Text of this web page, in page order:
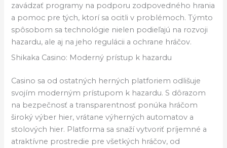
zavádzať programy na podporu zodpovedného hrania
a pomoc pre tých, ktorí sa ocitli v problémoch. Týmto
spôsobom sa technológie nielen podieľajú na rozvoji
hazardu, ale aj na jeho regulácii a ochrane hráčov.
Shikaka Casino: Moderný prístup k hazardu
Casino sa od ostatných herných platforiem odlišuje
svojím moderným prístupom k hazardu. S dôrazom
na bezpečnosť a transparentnosť ponúka hráčom
široký výber hier, vrátane výherných automatov a
stolových hier. Platforma sa snaží vytvoriť príjemné a
atraktívne prostredie pre všetkých hráčov, od